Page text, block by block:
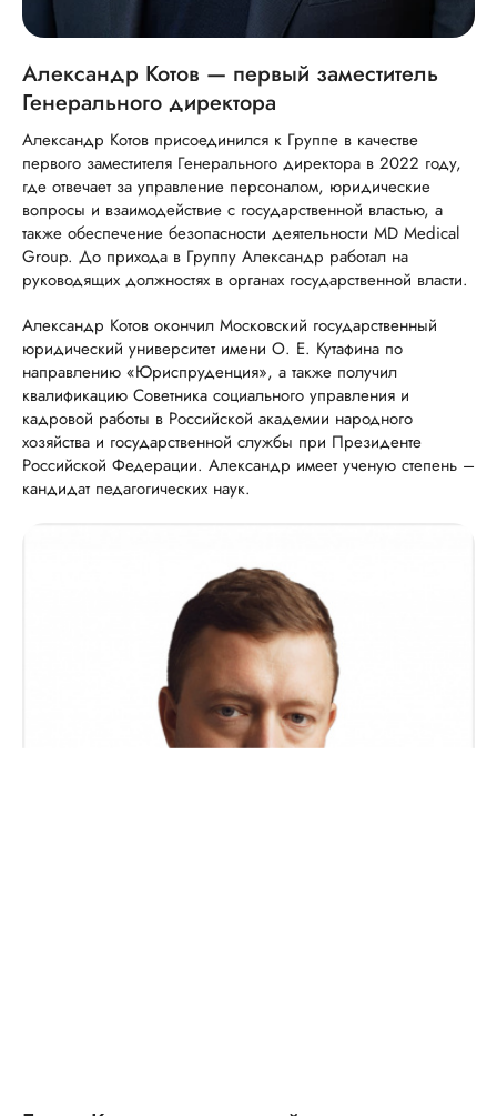
Александр Котов — первый заместитель
Генерального директора
Александр Котов присоединился к Группе в качестве
первого заместителя Генерального директора в 2022 году,
где отвечает за управление персоналом, юридические
вопросы и взаимодействие с государственной властью, а
также обеспечение безопасности деятельности MD Medical
Group. До прихода в Группу Александр работал на
руководящих должностях в органах государственной власти.
Александр Котов окончил Московский государственный
юридический университет имени О. Е. Кутафина по
направлению «Юриспруденция», а также получил
квалификацию Советника социального управления и
кадровой работы в Российской академии народного
хозяйства и государственной службы при Президенте
Российской Федерации. Александр имеет ученую степень –
кандидат педагогических наук.